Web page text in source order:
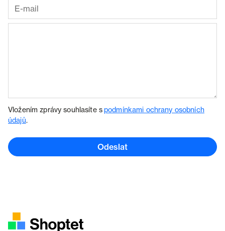
Vložením zprávy souhlasíte spodmínkami ochrany osobních
údajů.
Odeslat